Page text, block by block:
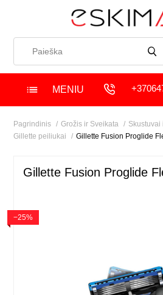
MENIU
Pagrindinis Grožis ir Sveikata
Skustuvai
Gillette peiliukai
Gillette Fusion Proglide
Gillette Fusion Proglide
−25%